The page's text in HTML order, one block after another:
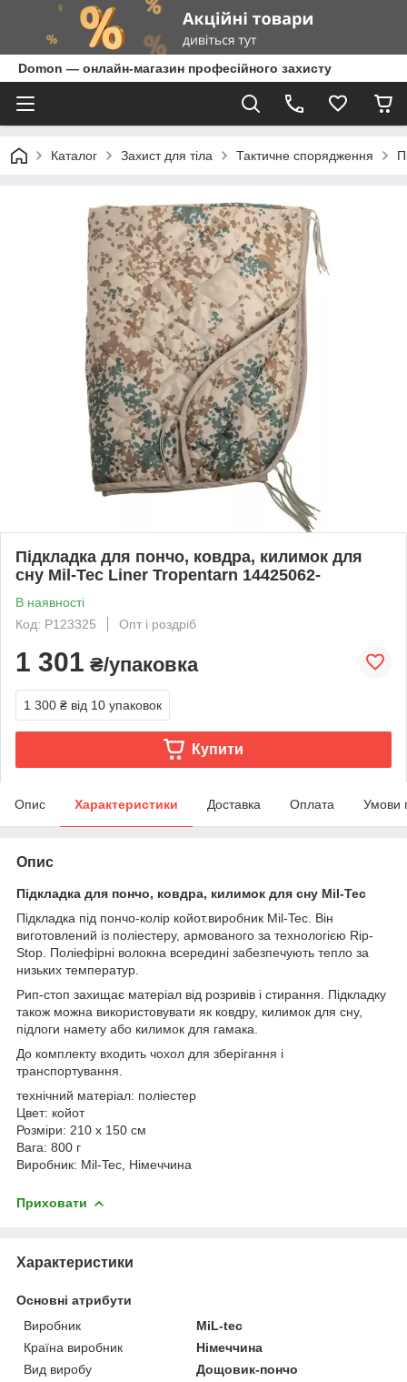
Domon — онлайн-магазин професійного захисту
Каталог Захист для тіла Тактичне спорядження
Підкладка для пончо, ковдра, килимок для
сну Mil-Tec Liner Tropentarn 14425062-
В наявності
Код: P123325
Опт і роздріб
1 301 ₴/упаковка
1 300 ₴ від 10 упаковок
Купити
Опис Характеристики Доставка Оплата Умови
Опис
Підкладка для пончо, ковдра, килимок для сну Mil-Tec
Підкладка під пончо-колір койот.виробник Mil-Tec. Він
виготовлений із поліестеру, армованого за технологією Rip-
Stop. Поліефірні волокна всередині забезпечують тепло за
низьких температур.
Рип-стоп захищає матеріал від розривів і стирання. Підкладку
також можна використовувати як ковдру, килимок для сну,
підлоги намету або килимок для гамака.
До комплекту входить чохол для зберігання і
транспортування.
технічний матеріал: поліестер
Цвет: койот
Розміри: 210 х 150 см
Вага: 800 г
Виробник: Mil-Tec, Німеччина
Приховати
Характеристики
Основні атрибути
Виробник
MiL-tec
Країна виробник
Німеччина
Вид виробу
Дощовик-пончо